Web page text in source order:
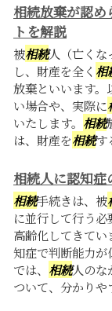
相続放棄が認
トを解説
被相続人（亡くな
し、財産を全く 相
放棄といいます。
い場合や、実際に
いたします。 相続
は、財産を相続す
相続人に認知
相続手続きは、被
に並行して行う必
高齢化してきてい
知症で判断能力が
では、 相続人のな
ついて、分かり